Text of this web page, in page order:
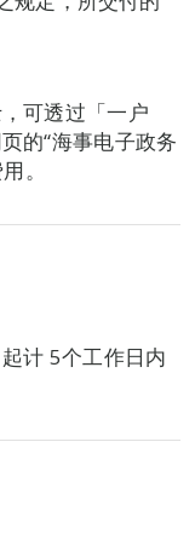
可透过「一户
的“海事电子政务
。
计 5个工作日内